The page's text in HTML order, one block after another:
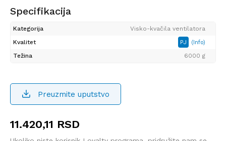
Specifikacija
Kategorija
Visko-kvačila ventilatora
Kvalitet
PJ (Info)
Težina 6000 g
Preuzmite uputstvo
11.420,11 RSD